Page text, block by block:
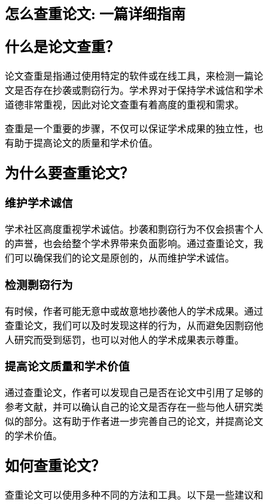
怎么查重论文: 一篇详细指南
什么是论文查重？
论文查重是指通过使用特定的软件或在线工具，来检测一篇论
文是否存在抄袭或剽窃行为。学术界对于保持学术诚信和学术
道德非常重视，因此对论文查重有着高度的重视和需求。
查重是一个重要的步骤，不仅可以保证学术成果的独立性，也
有助于提高论文的质量和学术价值。
为什么要查重论文？
维护学术诚信
学术社区高度重视学术诚信。抄袭和剽窃行为不仅会损害个人
的声誉，也会给整个学术界带来负面影响。通过查重论文，我
们可以确保我们的论文是原创的，从而维护学术诚信。
检测剽窃行为
有时候，作者可能无意中或故意地抄袭他人的学术成果。通过
查重论文，我们可以及时发现这样的行为，从而避免因剽窃他
人研究而受到惩罚，也可以对他人的学术成果表示尊重。
提高论文质量和学术价值
通过查重论文，作者可以发现自己是否在论文中引用了足够的
参考文献，并可以确认自己的论文是否存在一些与他人研究类
似的部分。这有助于作者进一步完善自己的论文，并提高论文
的学术价值。
如何查重论文？
查重论文可以使用多种不同的方法和工具。以下是一些建议和